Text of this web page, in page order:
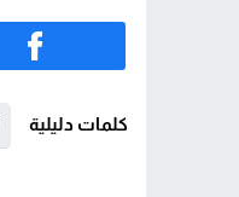
كلمات دليلية